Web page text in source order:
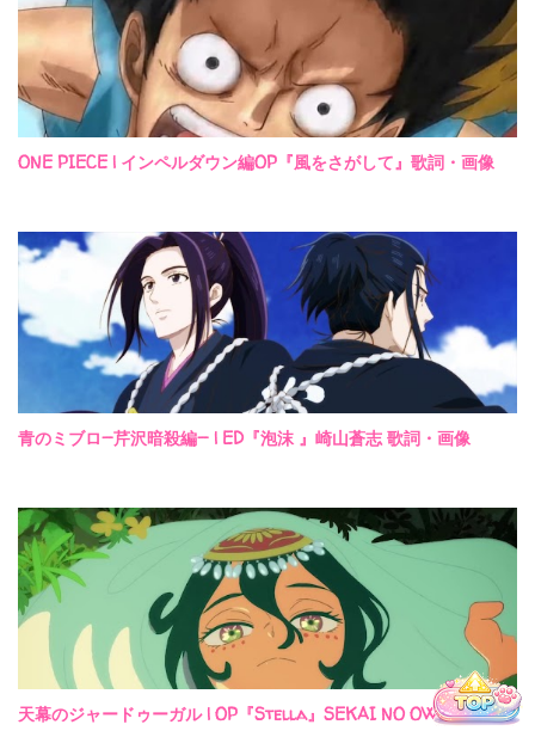
Hello Music
ONE PIECE | インペルダウン編OP『風をさがして』歌詞・画像
青のミブロ—芹沢暗殺編— | ED『泡沫 』崎山蒼志 歌詞・画像
天幕のジャードゥーガル | OP『Stella』SEKAI NO OWARI 歌